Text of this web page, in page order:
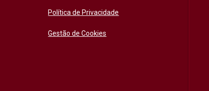
Política de Privacidade
Gestão de Cookies